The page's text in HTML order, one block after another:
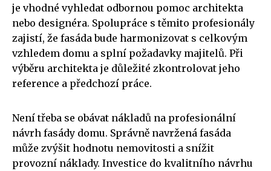
je vhodné vyhledat odbornou pomoc architekta
nebo designéra. Spolupráce s těmito profesionály
zajistí, že fasáda bude harmonizovat s celkovým
vzhledem domu a splní požadavky majitelů. Při
výběru architekta je důležité zkontrolovat jeho
reference a předchozí práce.
Není třeba se obávat nákladů na profesionální
návrh fasády domu. Správně navržená fasáda
může zvýšit hodnotu nemovitosti a snížit
provozní náklady. Investice do kvalitního návrhu